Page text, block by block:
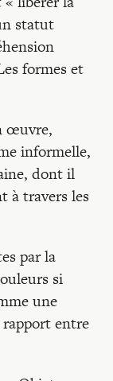
statut
formes et
œuvre,
informelle,
dont il
à travers les
par la
si
une
entre